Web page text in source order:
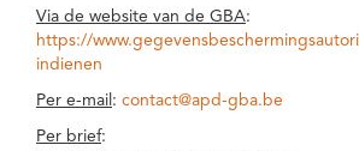
Via de website van de GBA:
https://
indienen
Per e-mail : contact@apd-gba.be
Per brief: